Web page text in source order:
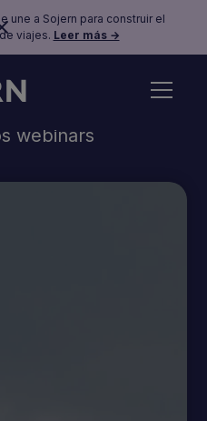
une a Sojern para construir el
viajes. Leer más →
webinars